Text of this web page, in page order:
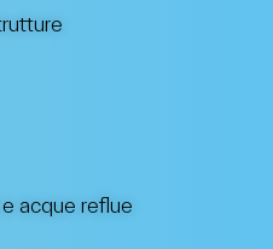
acque reflue